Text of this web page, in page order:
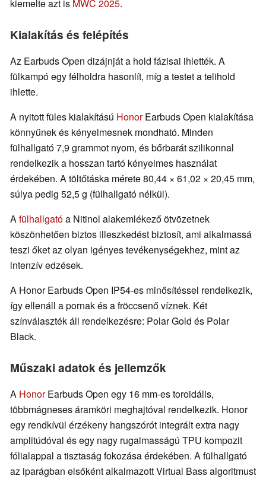
kiemelte azt is MWC 2025.
Kialakítás és felépítés
Az Earbuds Open dizájnját a hold fázisai ihlették. A
fülkampó egy félholdra hasonlít, míg a testet a telihold
ihlette.
A nyitott füles kialakítású HonorEarbuds Open kialakítása
könnyűnek és kényelmesnek mondható. Minden
fülhallgató 7,9 grammot nyom, és bőrbarát szilikonnal
rendelkezik a hosszan tartó kényelmes használat
érdekében. A töltőtáska mérete 80,44 × 61,02 × 20,45 mm,
súlya pedig 52,5 g (fülhallgató nélkül).
Afülhallgatóa Nitinol alakemlékező ötvözetnek
köszönhetően biztos illeszkedést biztosít, ami alkalmassá
teszi őket az olyan igényes tevékenységekhez, mint az
intenzív edzések.
A Honor Earbuds Open IP54-es minősítéssel rendelkezik,
így ellenáll a pornak és a fröccsenő víznek. Két
színválaszték áll rendelkezésre: Polar Gold és Polar
Black.
Műszaki adatok és jellemzők
A HonorEarbuds Open egy 16 mm-es toroidális,
többmágneses áramköri meghajtóval rendelkezik. Honor
egy rendkívül érzékeny hangszórót integrált extra nagy
amplitúdóval és egy nagy rugalmasságú TPU kompozit
fólialappal a tisztaság fokozása érdekében. A fülhallgató
az iparágban elsőként alkalmazott Virtual Bass algoritmust